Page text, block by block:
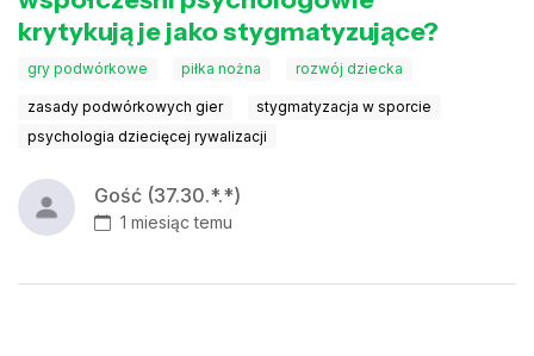
krytykują je jako stygmatyzujące?
gry podwórkowe piłka nożna rozwój dziecka
zasady podwórkowych gier
stygmatyzacja w sporcie
psychologia dziecięcej rywalizacji
Gość (37.30.*.*)
1 miesiąc temu